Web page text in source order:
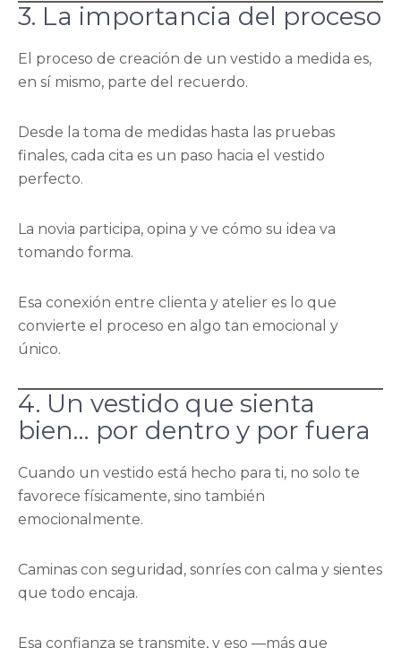
3. La importancia del proceso
El proceso de creación de un vestido a medida es,
en sí mismo, parte del recuerdo.
Desde la toma de medidas hasta las pruebas
finales, cada cita es un paso hacia el vestido
perfecto.
La novia participa, opina y ve cómo su idea va
tomando forma.
Esa conexión entre clienta y atelier es lo que
convierte el proceso en algo tan emocional y
único.
4. Un vestido que sienta
bien… por dentro y por fuera
Cuando un vestido está hecho para ti, no solo te
favorece físicamente, sino también
emocionalmente.
Caminas con seguridad, sonríes con calma y sientes
que todo encaja.
Esa confianza se transmite, y eso —más que